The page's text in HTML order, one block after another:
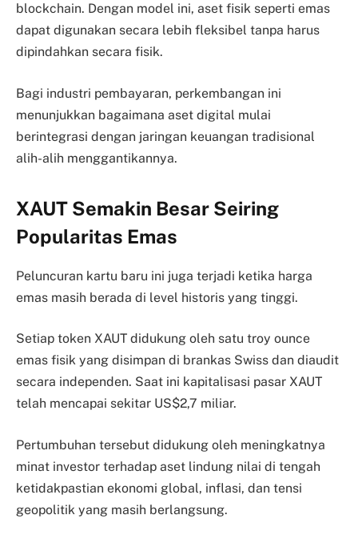
blockchain. Dengan model ini, aset fisik seperti emas
dapat digunakan secara lebih fleksibel tanpa harus
dipindahkan secara fisik.
Bagi industri pembayaran, perkembangan ini
menunjukkan bagaimana aset digital mulai
berintegrasi dengan jaringan keuangan tradisional
alih-alih menggantikannya.
XAUT Semakin Besar Seiring
Popularitas Emas
Peluncuran kartu baru ini juga terjadi ketika harga
emas masih berada di level historis yang tinggi.
Setiap token XAUT didukung oleh satu troy ounce
emas fisik yang disimpan di brankas Swiss dan diaudit
secara independen. Saat ini kapitalisasi pasar XAUT
telah mencapai sekitar US$2,7 miliar.
Pertumbuhan tersebut didukung oleh meningkatnya
minat investor terhadap aset lindung nilai di tengah
ketidakpastian ekonomi global, inflasi, dan tensi
geopolitik yang masih berlangsung.